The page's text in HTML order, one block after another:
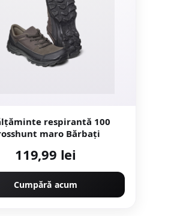
respirantă 100
maro Bărbați
119,99 lei
Cumpără acum